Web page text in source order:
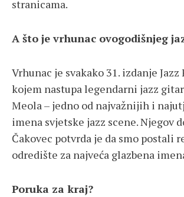
stranicama.
A što je vrhunac ovogodišnjeg
Vrhunac je svakako 31. izdanje Jazz
kojem nastupa legendarni jazz
Meola – jedno od najvažnijih i
imena svjetske jazz scene. Njegov
Čakovec potvrda je da smo postali
odredište za najveća glazbena
Poruka za kraj?